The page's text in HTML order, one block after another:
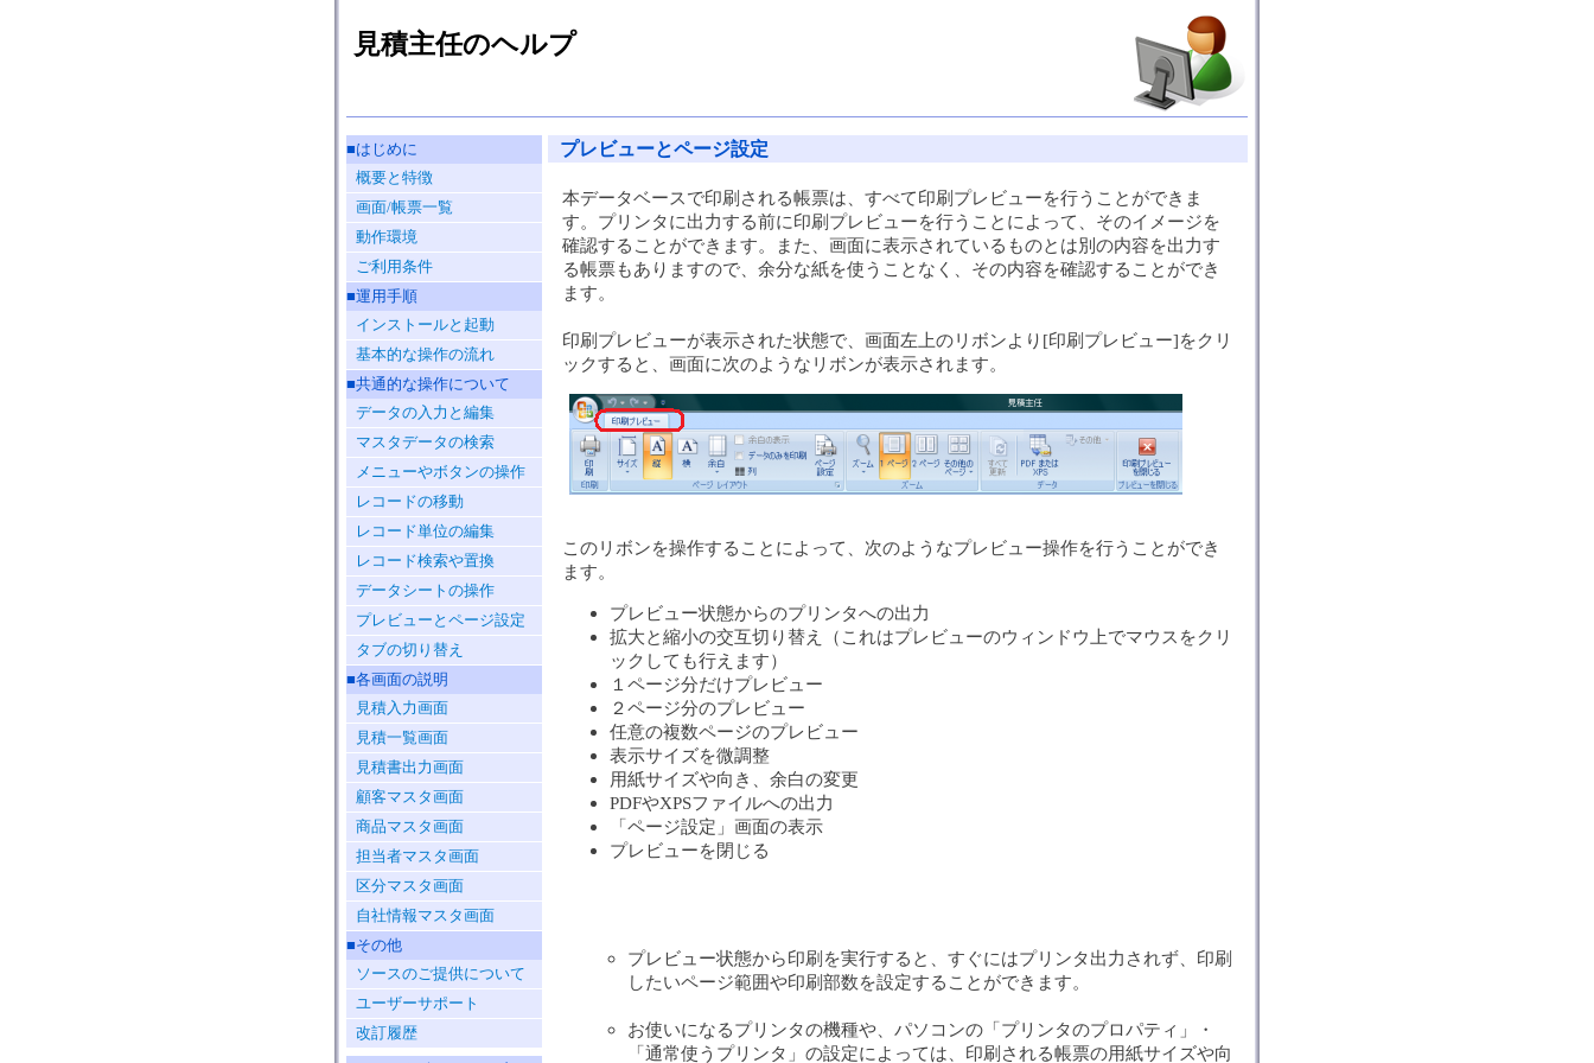
見積主任のヘルプ
プレビューとページ設定
本データベースで印刷される帳票は、すべて印刷プレビューを行うことができま
す。プリンタに出力する前に印刷プレビューを行うことによって、そのイメージを
確認することができます。また、画面に表示されているものとは別の内容を出力す
る帳票もありますので、余分な紙を使うことなく、その内容を確認することができ
ます。
印刷プレビューが表示された状態で、画面左上のリボンより[印刷プレビュー]をクリ
ックすると、画面に次のようなリボンが表示されます。
このリボンを操作することによって、次のようなプレビュー操作を行うことができ
ます。
プレビュー状態からのプリンタへの出力
拡大と縮小の交互切り替え（これはプレビューのウィンドウ上でマウスをクリ
ックしても行えます）
１ページ分だけプレビュー
２ページ分のプレビュー
任意の複数ページのプレビュー
表示サイズを微調整
用紙サイズや向き、余白の変更
PDFやXPSファイルへの出力
「ページ設定」画面の表示
プレビューを閉じる
プレビュー状態から印刷を実行すると、すぐにはプリンタ出力されず、印刷
したいページ範囲や印刷部数を設定することができます。
お使いになるプリンタの機種や、パソコンの「プリンタのプロパティ」・
「通常使うプリンタ」の設定によっては、印刷される帳票の用紙サイズや向
■はじめに
概要と特徴
画面/帳票一覧
動作環境
ご利用条件
■運用手順
インストールと起動
基本的な操作の流れ
■共通的な操作について
データの入力と編集
マスタデータの検索
メニューやボタンの操作
レコードの移動
レコード単位の編集
レコード検索や置換
データシートの操作
プレビューとページ設定
タブの切り替え
■各画面の説明
見積入力画面
見積一覧画面
見積書出力画面
顧客マスタ画面
商品マスタ画面
担当者マスタ画面
区分マスタ画面
自社情報マスタ画面
■その他
ソースのご提供について
ユーザーサポート
改訂履歴